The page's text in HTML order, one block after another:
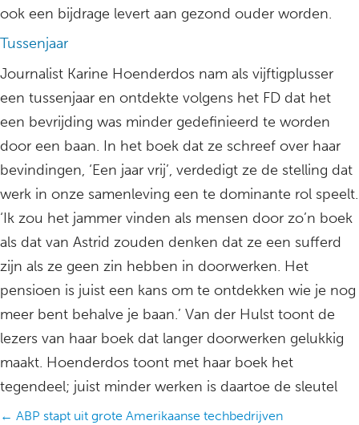
ook een bijdrage levert aan gezond ouder worden.
Tussenjaar
Journalist Karine Hoenderdos nam als vijftigplusser
een tussenjaar en ontdekte volgens het FD dat het
een bevrijding was minder gedefinieerd te worden
door een baan. In het boek dat ze schreef over haar
bevindingen, ‘Een jaar vrij’, verdedigt ze de stelling dat
werk in onze samenleving een te dominante rol speelt.
‘Ik zou het jammer vinden als mensen door zo’n boek
als dat van Astrid zouden denken dat ze een sufferd
zijn als ze geen zin hebben in doorwerken. Het
pensioen is juist een kans om te ontdekken wie je nog
meer bent behalve je baan.’ Van der Hulst toont de
lezers van haar boek dat langer doorwerken gelukkig
maakt. Hoenderdos toont met haar boek het
tegendeel; juist minder werken is daartoe de sleutel
Posts
← ABP stapt uit grote Amerikaanse techbedrijven